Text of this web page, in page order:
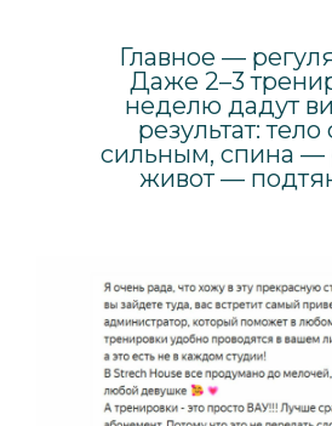
Главное —
Даже 2–3
неделю дадут
результат: тело
сильным, спина —
живот —